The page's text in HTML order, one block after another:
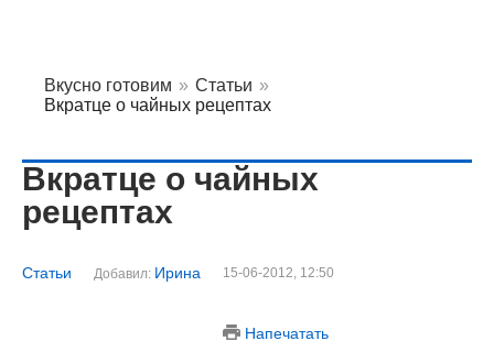
Вкусно готовим » Статьи »
Вкратце о чайных рецептах
Вкратце о чайных
рецептах
Статьи Добавил: Ирина 15-06-2012, 12:50
Напечатать